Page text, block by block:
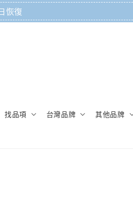
恢復
找品項 台灣品牌 其他品牌